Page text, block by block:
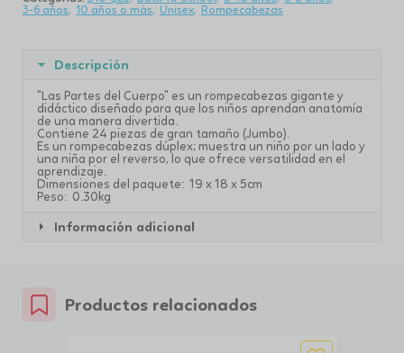
3-6 años
10 años o más Unisex Rompecabezas
Descripción
"Las Partes del Cuerpo" es un rompecabezas gigante y
didáctico diseñado para que los niños aprendan anatomía
de una manera divertida.
Contiene 24 piezas de gran tamaño (Jumbo).
Es un rompecabezas dúplex; muestra un niño por un lado y
una niña por el reverso, lo que ofrece versatilidad en el
aprendizaje.
Dimensiones del paquete: 19 x 18 x 5cm
Peso: 0.30kg
Información adicional
Productos relacionados